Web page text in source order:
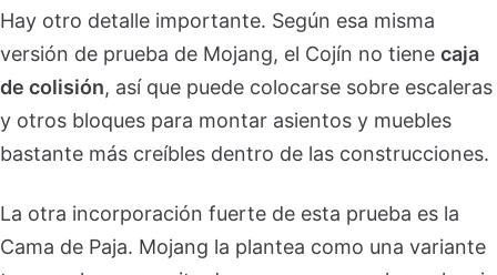
Hay otro detalle importante. Según esa misma
versión de prueba de Mojang, el Cojín no tiene caja
de colisión, así que puede colocarse sobre escaleras
y otros bloques para montar asientos y muebles
bastante más creíbles dentro de las construcciones.
La otra incorporación fuerte de esta prueba es la
Cama de Paja. Mojang la plantea como una variante